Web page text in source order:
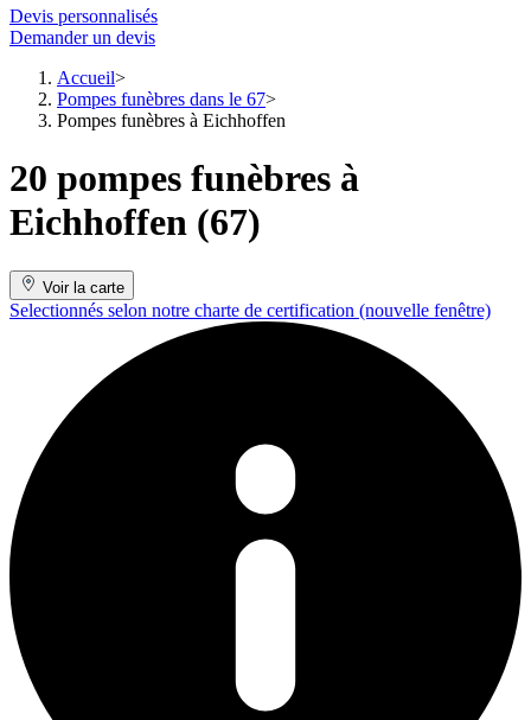
Devis personnalisés
Demander un devis
Accueil
Pompes funèbres dans le 67
Pompes funèbres à Eichhoffen
20 pompes funèbres à
Eichhoffen (67)
Voir la carte
Selectionnés selon notre charte de certification (nouvelle fenêtre)